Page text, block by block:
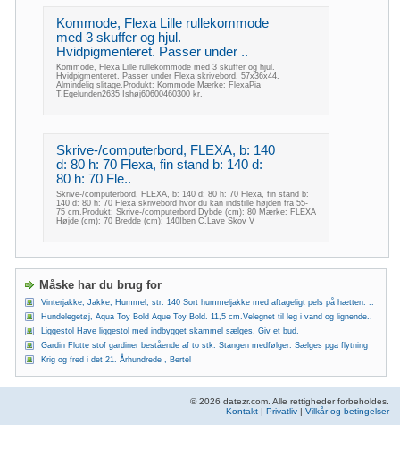
Kommode, Flexa Lille rullekommode
med 3 skuffer og hjul.
Hvidpigmenteret. Passer under ..
Kommode, Flexa Lille rullekommode med 3 skuffer og hjul.
Hvidpigmenteret. Passer under Flexa skrivebord. 57x36x44.
Almindelig slitage.Produkt: Kommode Mærke: FlexaPia
T.Egelunden2635 Ishøj60600460300 kr.
Skrive-/computerbord, FLEXA, b: 140
d: 80 h: 70 Flexa, fin stand b: 140 d:
80 h: 70 Fle..
Skrive-/computerbord, FLEXA, b: 140 d: 80 h: 70 Flexa, fin stand b:
140 d: 80 h: 70 Flexa skrivebord hvor du kan indstille højden fra 55-
75 cm.Produkt: Skrive-/computerbord Dybde (cm): 80 Mærke: FLEXA
Højde (cm): 70 Bredde (cm): 140Iben C.Lave Skov V
Måske har du brug for
Vinterjakke, Jakke, Hummel, str. 140 Sort hummeljakke med aftageligt pels på hætten. ..
Hundelegetøj, Aqua Toy Bold Aque Toy Bold. 11,5 cm.Velegnet til leg i vand og lignende..
Liggestol Have liggestol med indbygget skammel sælges. Giv et bud.
Gardin Flotte stof gardiner bestående af to stk. Stangen medfølger. Sælges pga flytning
Krig og fred i det 21. Århundrede , Bertel
© 2026 datezr.com. Alle rettigheder forbeholdes.
Kontakt | Privatliv | Vilkår og betingelser